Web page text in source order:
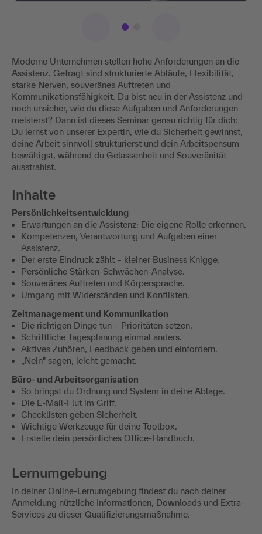
Moderne Unternehmen stellen hohe Anforderungen an die
Assistenz. Gefragt sind strukturierte Abläufe, Flexibilität,
starke Nerven, souveränes Auftreten und
Kommunikationsfähigkeit. Du bist neu in der Assistenz und
noch unsicher, wie du diese Aufgaben und Anforderungen
meisterst? Dann ist dieses Seminar genau richtig für dich:
Du lernst von unserer Expertin, wie du Sicherheit gewinnst,
deine Arbeit sinnvoll strukturierst und dein Arbeitspensum
bewältigst, während du Gelassenheit und Souveränität
ausstrahlst.
Inhalte
Persönlichkeitsentwicklung
Erwartungen an die Assistenz: Die eigene Rolle erkennen.
Kompetenzen, Verantwortung und Aufgaben einer
Assistenz.
Der erste Eindruck zählt – kleiner Business Knigge.
Persönliche Stärken-Schwächen-Analyse.
Souveränes Auftreten und Körpersprache.
Umgang mit Widerständen und Konflikten.
Zeitmanagement und Kommunikation
Die richtigen Dinge tun – Prioritäten setzen.
Schriftliche Tagesplanung einmal anders.
Aktives Zuhören, Feedback geben und einfordern.
„Nein" sagen, leicht gemacht.
Büro- und Arbeitsorganisation
So bringst du Ordnung und System in deine Ablage.
Die E-Mail-Flut im Griff.
Checklisten geben Sicherheit.
Wichtige Werkzeuge für deine Toolbox.
Erstelle dein persönliches Office-Handbuch.
Lernumgebung
In deiner Online-Lernumgebung findest du nach deiner
Anmeldung nützliche Informationen, Downloads und Extra-
Services zu dieser Qualifizierungsmaßnahme.